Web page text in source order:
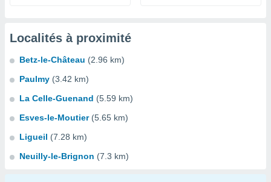
Localités à proximité
Betz-le-Château (2.96 km)
Paulmy (3.42 km)
La Celle-Guenand (5.59 km)
Esves-le-Moutier (5.65 km)
Ligueil (7.28 km)
Neuilly-le-Brignon (7.3 km)